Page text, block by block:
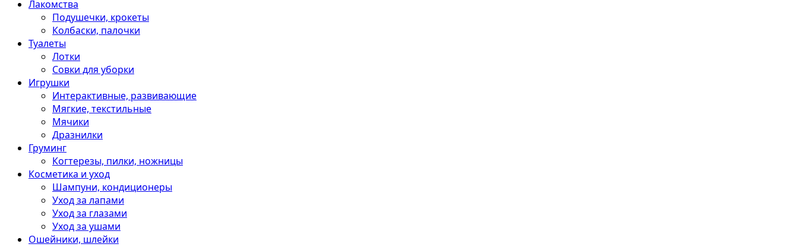
Лакомства
Подушечки, крокеты
Колбаски, палочки
Туалеты
Лотки
Совки для уборки
Игрушки
Интерактивные, развивающие
Мягкие, текстильные
Мячики
Дразнилки
Груминг
Когтерезы, пилки, ножницы
Косметика и уход
Шампуни, кондиционеры
Уход за лапами
Уход за глазами
Уход за ушами
Ошейники, шлейки